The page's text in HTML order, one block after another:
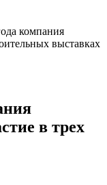
компания
выставках
в трех